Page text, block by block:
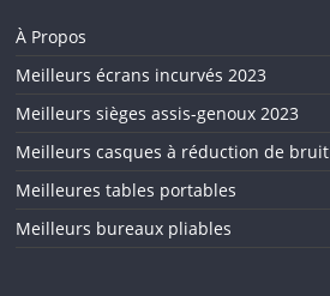
À Propos
Meilleurs écrans incurvés 2023
Meilleurs sièges assis-genoux 2023
Meilleurs casques à réduction de bruit
Meilleures tables portables
Meilleurs bureaux pliables